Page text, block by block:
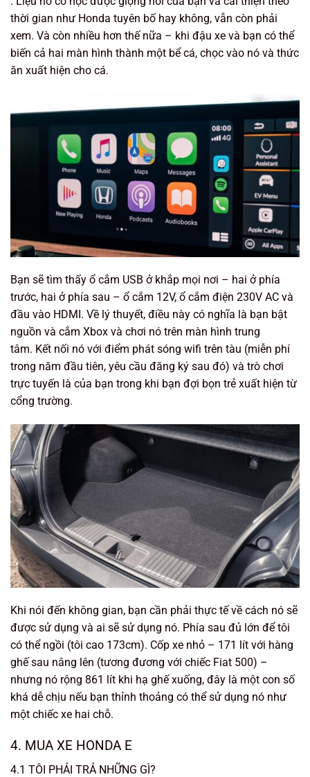
thời gian như Honda tuyên bố hay không, vẫn còn phải
xem. Và còn nhiều hơn thế nữa – khi đậu xe và bạn có thể
biến cả hai màn hình thành một bể cá, chọc vào nó và thức
ăn xuất hiện cho cá.
Bạn sẽ tìm thấy ổ cắm USB ở khắp mọi nơi – hai ở phía
trước, hai ở phía sau – ổ cắm 12V, ổ cắm điện 230V AC và
đầu vào HDMI. Về lý thuyết, điều này có nghĩa là bạn bật
nguồn và cắm Xbox và chơi nó trên màn hình trung
tâm. Kết nối nó với điểm phát sóng wifi trên tàu (miễn phí
trong năm đầu tiên, yêu cầu đăng ký sau đó) và trò chơi
trực tuyến là của bạn trong khi bạn đợi bọn trẻ xuất hiện từ
cổng trường.
Khi nói đến không gian, bạn cần phải thực tế về cách nó sẽ
được sử dụng và ai sẽ sử dụng nó. Phía sau đủ lớn để tôi
có thể ngồi (tôi cao 173cm). Cốp xe nhỏ – 171 lít với hàng
ghế sau nâng lên (tương đương với chiếc Fiat 500) –
nhưng nó rộng 861 lít khi hạ ghế xuống, đây là một con số
khá dễ chịu nếu bạn thỉnh thoảng có thể sử dụng nó như
một chiếc xe hai chỗ.
4. MUA XE HONDA E
4.1 TÔI PHẢI TRẢ NHỮNG GÌ?